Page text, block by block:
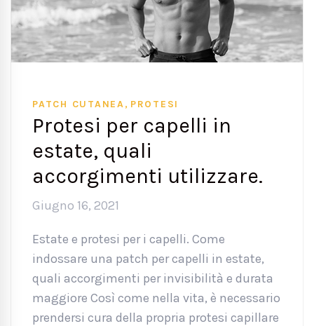
PATCH CUTANEA, PROTESI
Protesi per capelli in
estate, quali
accorgimenti utilizzare.
Giugno 16, 2021
Estate e protesi per i capelli. Come
indossare una patch per capelli in estate,
quali accorgimenti per invisibilità e durata
maggiore Così come nella vita, è necessario
prendersi cura della propria protesi capillare